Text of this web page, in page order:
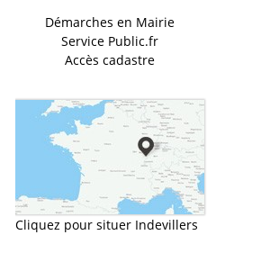
Démarches en Mairie
Service Public.fr
Accès cadastre
Cliquez pour situer Indevillers